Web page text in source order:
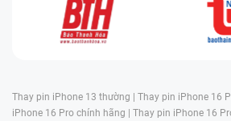
Thay pin iPhone 13 thường | Thay pin iPhone 16
iPhone 16 Pro chính hãng | Thay pin iPhone 16